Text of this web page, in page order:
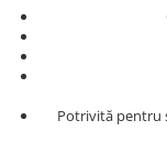
Potrivită pentru